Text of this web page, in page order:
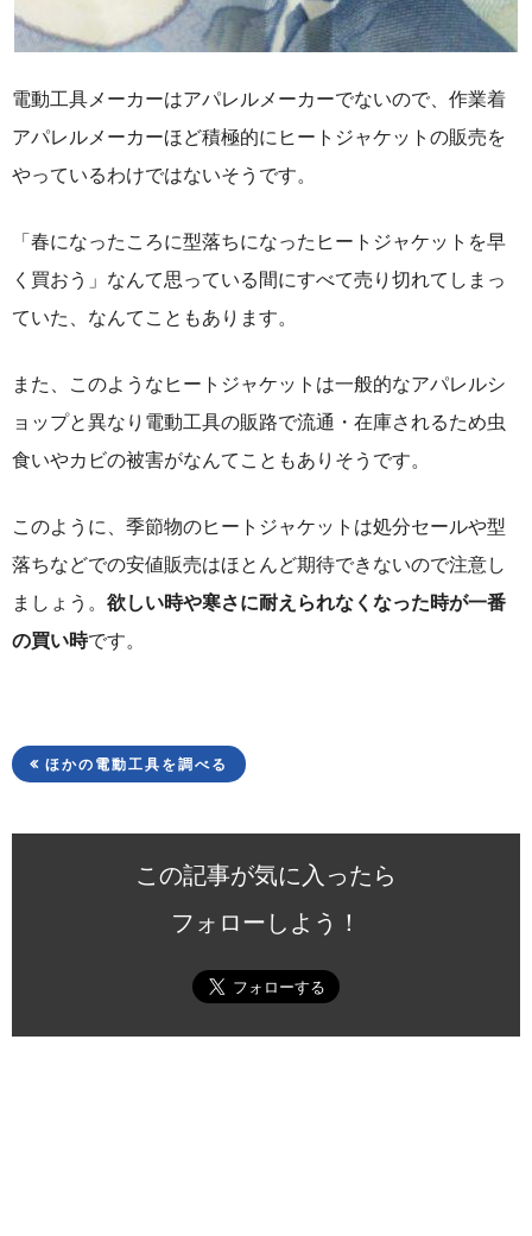
電動工具メーカーはアパレルメーカーでないので、作業着
アパレルメーカーほど積極的にヒートジャケットの販売を
やっているわけではないそうです。
「春になったころに型落ちになったヒートジャケットを早
く買おう」なんて思っている間にすべて売り切れてしまっ
ていた、なんてこともあります。
また、このようなヒートジャケットは一般的なアパレルシ
ョップと異なり電動工具の販路で流通・在庫されるため虫
食いやカビの被害がなんてこともありそうです。
このように、季節物のヒートジャケットは処分セールや型
落ちなどでの安値販売はほとんど期待できないので注意し
ましょう。 欲しい時や寒さに耐えられなくなった時が一番
の買い時です。
ほかの電動工具を調べる
この記事が気に入ったら
フォローしよう！